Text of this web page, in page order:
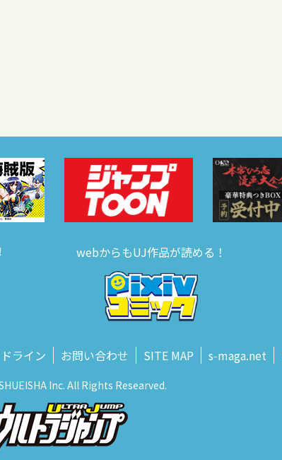
webからもUJ作品が読める！
ライン お問い合わせ SITE MAP s‑maga.net
Inc. All Rights Researved.